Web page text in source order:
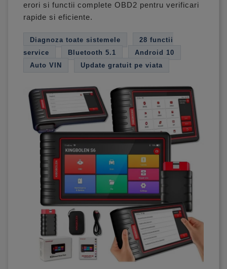
erori si functii complete OBD2 pentru verificari
rapide si eficiente.
Diagnoza toate sistemele
28 functii
service
Bluetooth 5.1
Android 10
Auto VIN
Update gratuit pe viata